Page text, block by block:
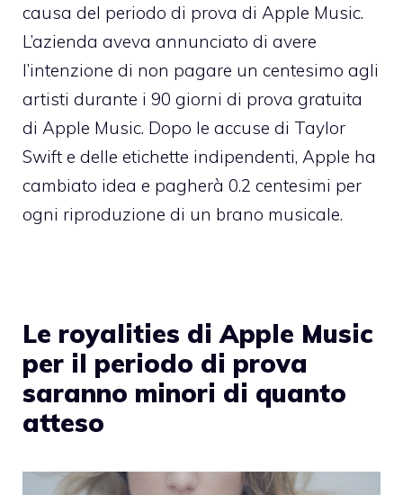
causa del periodo di prova di Apple Music.
L’azienda aveva annunciato di avere
l’intenzione di non pagare un centesimo agli
artisti durante i 90 giorni di prova gratuita
di Apple Music. Dopo le accuse di Taylor
Swift e delle etichette indipendenti, Apple ha
cambiato idea e pagherà 0.2 centesimi per
ogni riproduzione di un brano musicale.
Le royalities di Apple Music
per il periodo di prova
saranno minori di quanto
atteso